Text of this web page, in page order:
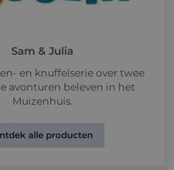
Sam & Julia
en knuffelserie over twee
avonturen beleven in het
Muizenhuis.
alle producten